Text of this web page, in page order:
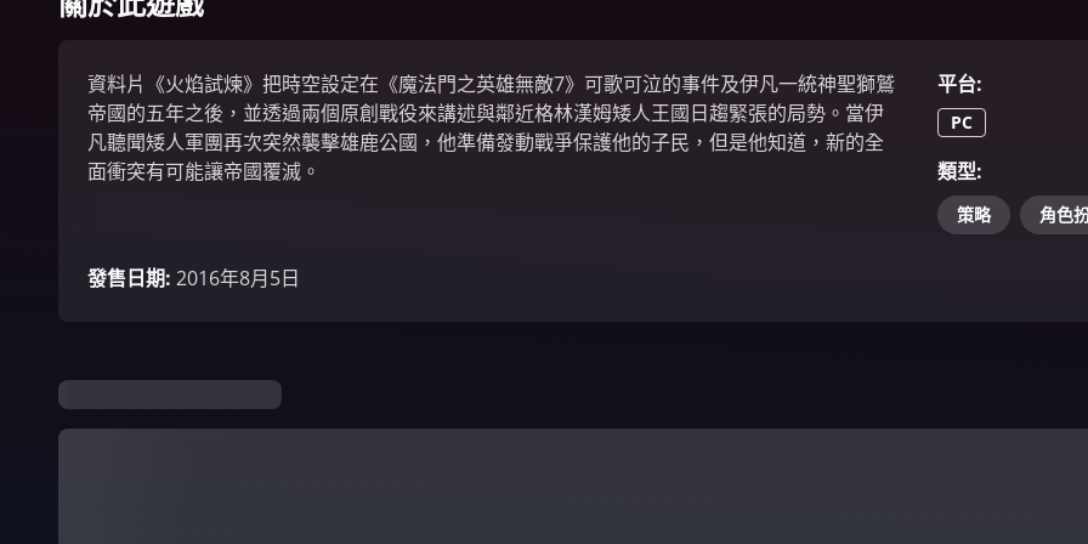
資料片《火焰試煉》把時空設定在《魔法門之英雄無敵7》可歌可泣的事件及伊凡一統神聖獅鷲
帝國的五年之後，並透過兩個原創戰役來講述與鄰近格林漢姆矮人王國日趨緊張的局勢。當伊
凡聽聞矮人軍團再次突然襲擊雄鹿公國，他準備發動戰爭保護他的子民，但是他知道，新的全
面衝突有可能讓帝國覆滅。
發售日期: 2016年8月5日
平台:
PC
類型:
策略 角色